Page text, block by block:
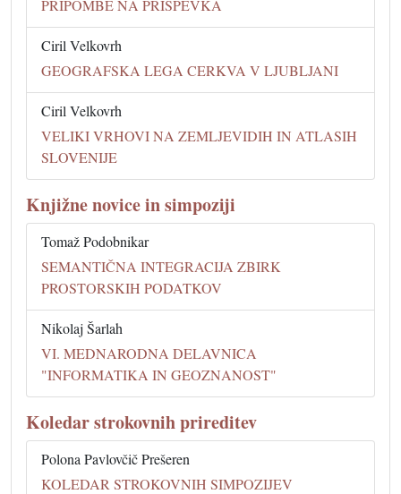
PRIPOMBE NA PRISPEVKA
Ciril Velkovrh
GEOGRAFSKA LEGA CERKVA V LJUBLJANI
Ciril Velkovrh
VELIKI VRHOVI NA ZEMLJEVIDIH IN ATLASIH
SLOVENIJE
Knjižne novice in simpoziji
Tomaž Podobnikar
SEMANTIČNA INTEGRACIJA ZBIRK
PROSTORSKIH PODATKOV
Nikolaj Šarlah
VI. MEDNARODNA DELAVNICA
"INFORMATIKA IN GEOZNANOST"
Koledar strokovnih prireditev
Polona Pavlovčič Prešeren
KOLEDAR STROKOVNIH SIMPOZIJEV